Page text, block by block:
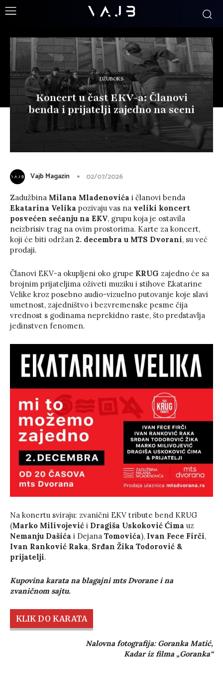
DŽUBOKS
Koncert u čast EKV-a: Članovi
benda i prijatelji zajedno na sceni
Vajb Magazin 02/07/2026
Zadužbina Milana Mladenovića i članovi benda
Ekatarina Velika pozivaju vas na veliki koncert
posvećen sećanju na EKV, grupu koja je ostavila
neizbrisiv trag na ovim prostorima. Karte za koncert,
koji će biti održan 2. decembra u MTS Dvorani, su već
prodaji.
Članovi EKV-a okupljeni oko grupe KRUG zajedno će sa
brojnim prijateljima oživeti muziku i stihove Ekatarine
Velike kroz posebno audio-vizuelno putovanje koje slavi
umetnost, zajedništvo i bezvremenske pesme čija
vrednost s godinama neprekidno raste, što predstavlja
jedinstven fenomen.
Na konertu sviraju: zvanični EKV tribute bend KRUG
(Marko Milivojević i Dragiša Uskoković Ćima uz
Nemanju Dašića i Dejana Tomovića), Ivan Fece Firči,
Ivan Ranković Raka, Srđan Žika Todorović &
prijatelji.
Kupovina karata na blagajni mts Dvorane i na
zvaničnom sajtu.
KLIK DO KARATA
Nalovna fotografija: Goranka Matić,
Kadar iz filma „Goranka“